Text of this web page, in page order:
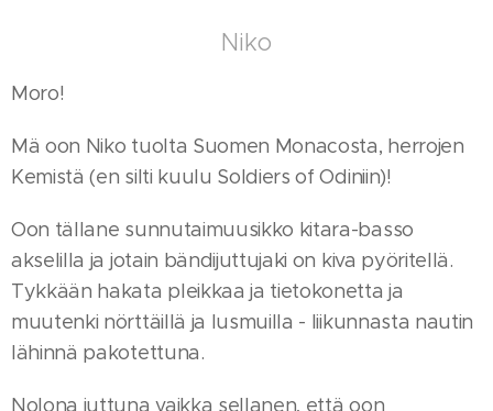
Niko
Moro!
Mä oon Niko tuolta Suomen Monacosta, herrojen
Kemistä (en silti kuulu Soldiers of Odiniin)!
Oon tällane sunnutaimuusikko kitara-basso
akselilla ja jotain bändijuttujaki on kiva pyöritellä.
Tykkään hakata pleikkaa ja tietokonetta ja
muutenki nörttäillä ja lusmuilla - liikunnasta nautin
lähinnä pakotettuna.
Nolona juttuna vaikka sellanen, että oon